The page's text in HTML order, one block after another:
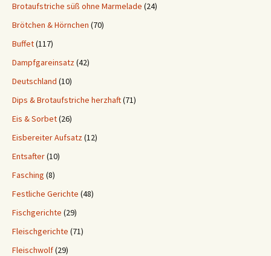
Brotaufstriche süß ohne Marmelade (24)
Brötchen & Hörnchen (70)
Buffet(117)
Dampfgareinsatz(42)
Deutschland (10)
Dips & Brotaufstriche herzhaft(71)
Eis & Sorbet(26)
Eisbereiter Aufsatz(12)
Entsafter(10)
Fasching (8)
Festliche Gerichte (48)
Fischgerichte (29)
Fleischgerichte (71)
Fleischwolf(29)